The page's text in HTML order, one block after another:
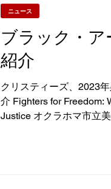
ブラック・ア
紹介
クリスティーズ、2023
介 Fighters for Freedom:
Justice オクラホマ市立
ニュース